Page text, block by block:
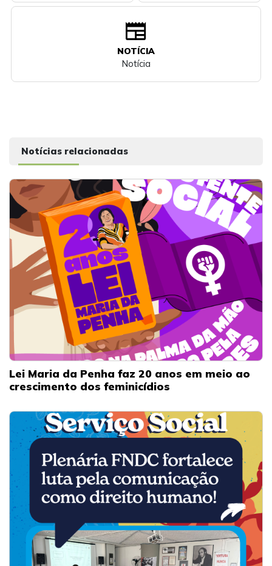
newspaper
NOTÍCIA
Notícia
Notícias relacionadas
Lei Maria da Penha faz 20 anos em meio ao
crescimento dos feminicídios